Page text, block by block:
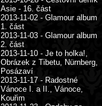
Asie - 16. část
2013-11-02 - Glamour album
1. část
2013-11-03 - Glamour album
2. část
2013-11-10 - Je to holka!,
Obrázek z Tibetu, Nürnberg,
Posázaví
2013-11-17 - Radostné
Vánoce I. a II., Vánoce,
Kouřim